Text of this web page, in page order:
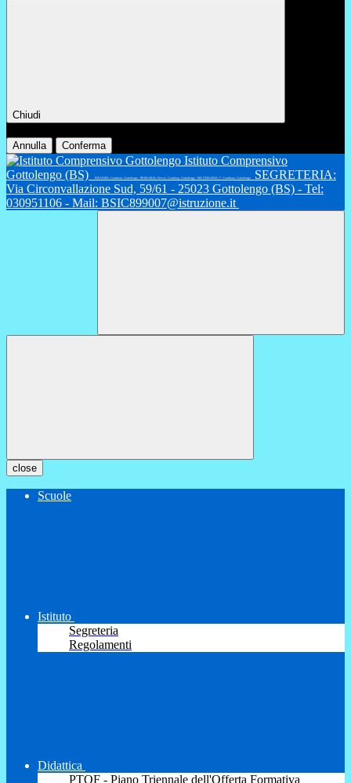
Chiudi
Annulla Conferma
Istituto Comprensivo
Gottolengo (BS)
INFANZIA: Gambara, Gottolengo - PRIMARIA: Fiesse, Gambara, Gottolengo - SECONDARIA 1°: Gambara, Gottolengo
SEGRETERIA:
Via Circonvallazione Sud, 59/61 - 25023 Gottolengo (BS) - Tel:
030951106 - Mail: BSIC899007@istruzione.it
close
Scuole
Istituto
Segreteria
Regolamenti
Didattica
PTOF - Piano Triennale dell'Offerta Formativa